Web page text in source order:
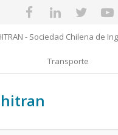
- Sociedad Chilena de
Transporte